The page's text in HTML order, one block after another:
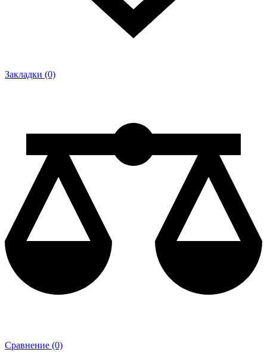
Закладки (0)
Сравнение (0)